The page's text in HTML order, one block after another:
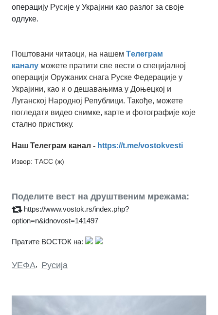
операцију Русије у Украјини као разлог за своје
одлуке.
Поштовани читаоци, на нашем Tелеграм
каналу можете пратити све вести о специјалној
операцији Оружаних снага Руске Федерације у
Украјини, као и о дешавањима у Доњецкој и
Луганској Народној Републици. Такође, можете
погледати видео снимке, карте и фотографије које
стално пристижу.
Наш Телеграм канал - https://t.me/vostokvesti
Извор: ТАСС (ж)
Поделите вест на друштвеним мрежама:
https://www.vostok.rs/index.php?
option=n&idnovost=141497
Пратите ВОСТОК на:
УЕФА, Русија